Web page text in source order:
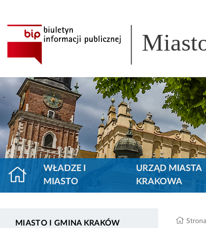
WŁADZE I
MIASTO
URZĄD MIASTA
KRAKOWA
MIASTO I GMINA KRAKÓW